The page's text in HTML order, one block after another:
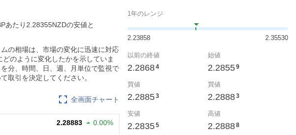
あたり2.28355NZDの安値と
の相場は、市場の変化に迅速に対応
のように変化したかを示していま
分、時間、日、週、月単位で監視で
取引を決定してください。
全画面チャート
2.28883 0.00%
1年のレンジ
2.23858 2.35530
以前の終値
2.28684
始値
2.28559
買値
2.28853
買値
2.28883
安値
2.28355
高値
2.28888